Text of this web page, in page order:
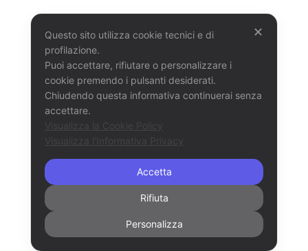
✕
Questo sito utilizza cookie tecnici e di
profilazione.
Puoi accettare, rifiutare o personalizzare i
cookie premendo i pulsanti desiderati.
Chiudendo questa informativa continuerai senza
accettare.
Visualizza la Cookie Policy
Visualizza l'Informativa Privacy
Accetta
Rifiuta
Personalizza